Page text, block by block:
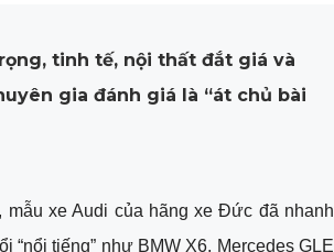
tinh tế, nội thất đắt giá và
gia đánh giá là “át chủ bài
xe Audi của hãng xe Đức đã nhanh
“nổi tiếng” như BMW X6, Mercedes GLE